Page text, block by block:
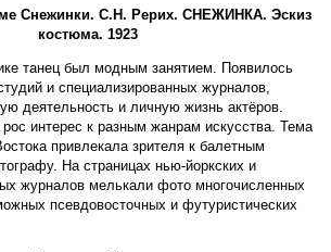
Снежинки. С.Н. Рерих. СНЕЖИНКА. Эскиз
костюма. 1923
танец был модным занятием. Появилось
и специа­лизированных журналов,
деятельность и личную жизнь актёров.
интерес к разным жанрам искусства. Тема
привлекала зрителя к балетным
На страницах нью-йоркских и
журналов мелькали фото многочисленных
псевдовосточных и футуристических